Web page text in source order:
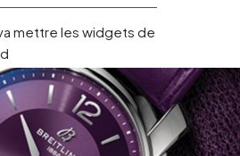
mettre les widgets de